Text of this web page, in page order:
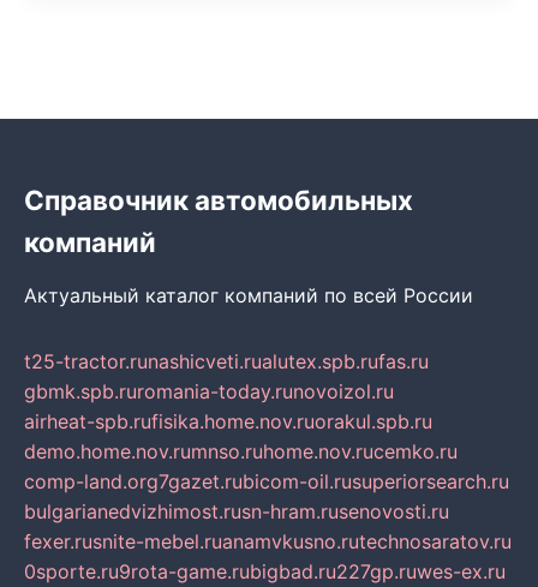
Справочник автомобильных
компаний
Актуальный каталог компаний по всей России
t25-tractor.runashicveti.rualutex.spb.rufas.ru
gbmk.spb.ruromania-today.runovoizol.ru
airheat-spb.rufisika.home.nov.ruorakul.spb.ru
demo.home.nov.rumnso.ruhome.nov.rucemko.ru
comp-land.org7gazet.rubicom-oil.rusuperiorsearch.ru
bulgarianedvizhimost.rusn-hram.rusenovosti.ru
fexer.rusnite-mebel.ruanamvkusno.rutechnosaratov.ru
0sporte.ru9rota-game.rubigbad.ru227gp.ruwes-ex.ru